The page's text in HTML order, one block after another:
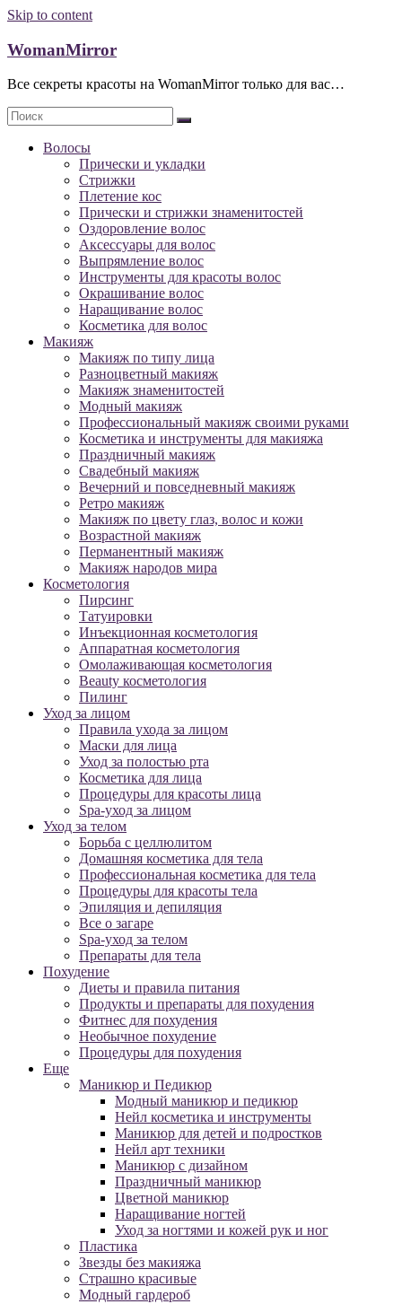
Skip to content
WomanMirror
Все секреты красоты на WomanMirror только для вас…
Волосы
Прически и укладки
Стрижки
Плетение кос
Прически и стрижки знаменитостей
Оздоровление волос
Аксессуары для волос
Выпрямление волос
Инструменты для красоты волос
Окрашивание волос
Наращивание волос
Косметика для волос
Макияж
Макияж по типу лица
Разноцветный макияж
Макияж знаменитостей
Модный макияж
Профессиональный макияж своими руками
Косметика и инструменты для макияжа
Праздничный макияж
Свадебный макияж
Вечерний и повседневный макияж
Ретро макияж
Макияж по цвету глаз, волос и кожи
Возрастной макияж
Перманентный макияж
Макияж народов мира
Косметология
Пирсинг
Татуировки
Инъекционная косметология
Аппаратная косметология
Омолаживающая косметология
Beauty косметология
Пилинг
Уход за лицом
Правила ухода за лицом
Маски для лица
Уход за полостью рта
Косметика для лица
Процедуры для красоты лица
Spa-уход за лицом
Уход за телом
Борьба с целлюлитом
Домашняя косметика для тела
Профессиональная косметика для тела
Процедуры для красоты тела
Эпиляция и депиляция
Все о загаре
Spa-уход за телом
Препараты для тела
Похудение
Диеты и правила питания
Продукты и препараты для похудения
Фитнес для похудения
Необычное похудение
Процедуры для похудения
Еще
Маникюр и Педикюр
Модный маникюр и педикюр
Нейл косметика и инструменты
Маникюр для детей и подростков
Нейл арт техники
Маникюр с дизайном
Праздничный маникюр
Цветной маникюр
Наращивание ногтей
Уход за ногтями и кожей рук и ног
Пластика
Звезды без макияжа
Страшно красивые
Модный гардероб